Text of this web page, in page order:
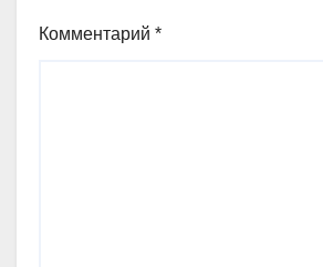
Комментарий *